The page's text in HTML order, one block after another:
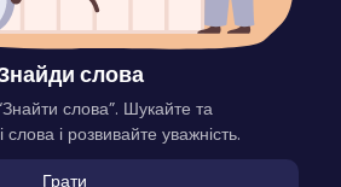
слова
слова”. Шукайте та
і розвивайте уважність.
Грати